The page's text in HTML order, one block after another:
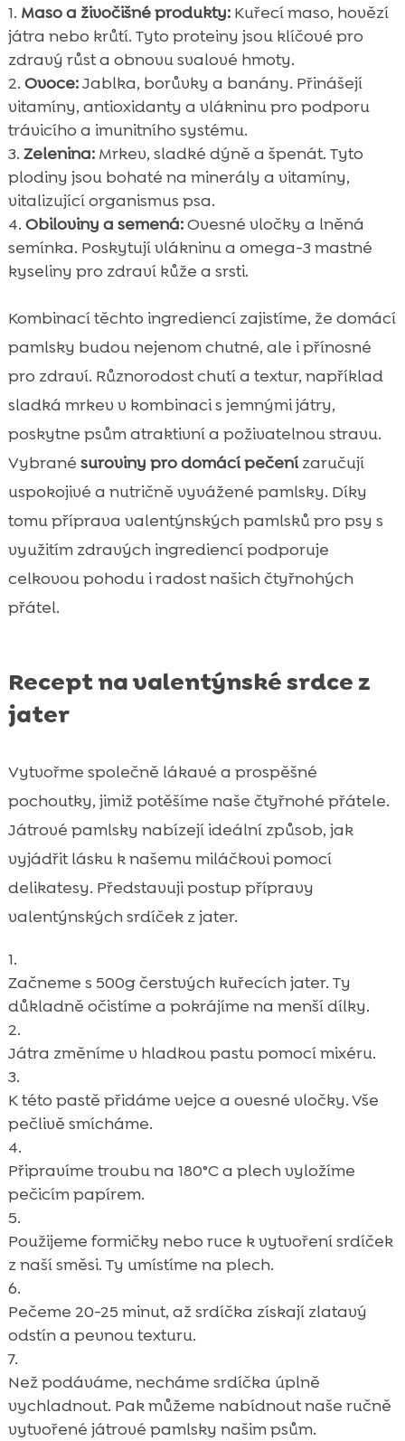
Maso a živočišné produkty:Kuřecí maso, hovězí
játra nebo krůtí. Tyto proteiny jsou klíčové pro
zdravý růst a obnovu svalové hmoty.
Ovoce:Jablka, borůvky a banány. Přinášejí
vitamíny, antioxidanty a vlákninu pro podporu
trávicího a imunitního systému.
Zelenina:Mrkev, sladké dýně a špenát. Tyto
plodiny jsou bohaté na minerály a vitamíny,
vitalizující organismus psa.
Obiloviny a semená:Ovesné vločky a lněná
semínka. Poskytují vlákninu a omega-3 mastné
kyseliny pro zdraví kůže a srsti.
Kombinací těchto ingrediencí zajistíme, že domácí
pamlsky budou nejenom chutné, ale i přínosné
pro zdraví. Různorodost chutí a textur, například
sladká mrkev v kombinaci s jemnými játry,
poskytne psům atraktivní a poživatelnou stravu.
Vybrané suroviny pro domácí pečenízaručují
uspokojivé a nutričně vyvážené pamlsky. Díky
tomu příprava valentýnských pamlsků pro psy s
využitím zdravých ingrediencí podporuje
celkovou pohodu i radost našich čtyřnohých
přátel.
Recept na valentýnské srdce z
jater
Vytvořme společně lákavé a prospěšné
pochoutky, jimiž potěšíme naše čtyřnohé přátele.
Játrové pamlsky nabízejí ideální způsob, jak
vyjádřit lásku k našemu miláčkovi pomocí
delikatesy. Představuji postup přípravy
valentýnských srdíček z jater.
Začneme s 500g čerstvých kuřecích jater. Ty
důkladně očistíme a pokrájíme na menší dílky.
Játra změníme v hladkou pastu pomocí mixéru.
K této pastě přidáme vejce a ovesné vločky. Vše
pečlivě smícháme.
Připravíme troubu na 180°C a plech vyložíme
pečicím papírem.
Použijeme formičky nebo ruce k vytvoření srdíček
z naší směsi. Ty umístíme na plech.
Pečeme 20-25 minut, až srdíčka získají zlatavý
odstín a pevnou texturu.
Než podáváme, necháme srdíčka úplně
vychladnout. Pak můžeme nabídnout naše ručně
vytvořené játrové pamlsky našim psům.